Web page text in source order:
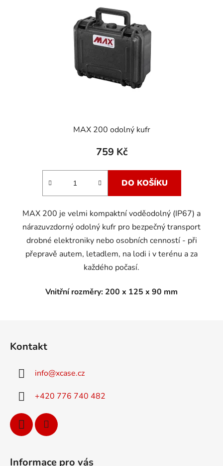
MAX 200 odolný kufr
759 Kč
DO KOŠÍKU
MAX 200 je velmi kompaktní voděodolný (IP67) a
nárazuvzdorný odolný kufr pro bezpečný transport
drobné elektroniky nebo osobních cenností - při
přepravě autem, letadlem, na lodi i v terénu a za
každého počasí.
Vnitřní rozměry: 200 x 125 x 90 mm
Kontakt
info@xcase.cz
+420 776 740 482
Informace pro vás